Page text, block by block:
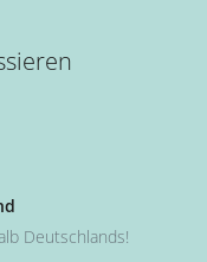
Deutschlands!